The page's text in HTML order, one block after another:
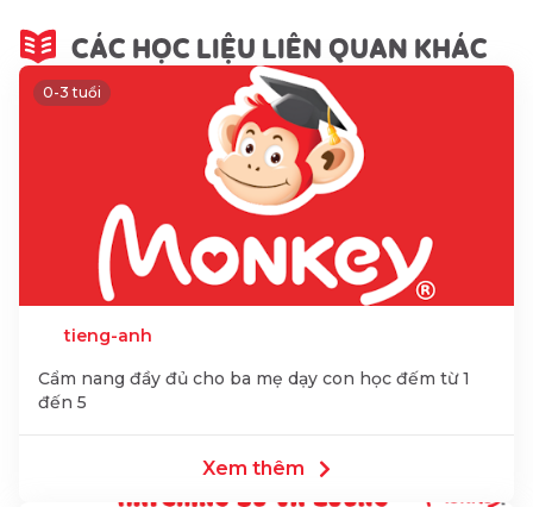
CÁC HỌC LIỆU LIÊN QUAN KHÁC
0-3 tuổi
tieng-anh
Cẩm nang đầy đủ cho ba mẹ dạy con học đếm từ 1
đến 5
Xem thêm